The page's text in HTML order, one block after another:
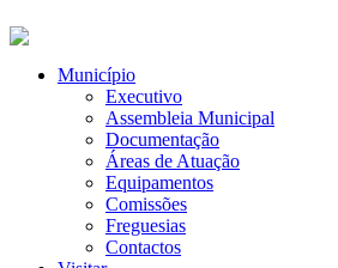
Município
Executivo
Assembleia Municipal
Documentação
Áreas de Atuação
Equipamentos
Comissões
Freguesias
Contactos